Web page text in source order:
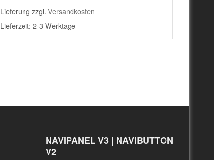
Lieferung zzgl.Versandkosten
Lieferzeit:2-3 Werktage
NAVIPANEL V3 | NAVIBUTTON
V2